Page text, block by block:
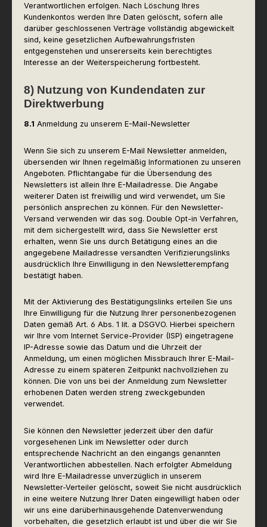
Verantwortlichen erfolgen. Nach Löschung Ihres
Kundenkontos werden Ihre Daten gelöscht, sofern alle
darüber geschlossenen Verträge vollständig abgewickelt
sind, keine gesetzlichen Aufbewahrungsfristen
entgegenstehen und unsererseits kein berechtigtes
Interesse an der Weiterspeicherung fortbesteht.
8) Nutzung von Kundendaten zur
Direktwerbung
8.1 Anmeldung zu unserem E-Mail-Newsletter
Wenn Sie sich zu unserem E-Mail Newsletter anmelden,
übersenden wir Ihnen regelmäßig Informationen zu unseren
Angeboten. Pflichtangabe für die Übersendung des
Newsletters ist allein Ihre E-Mailadresse. Die Angabe
weiterer Daten ist freiwillig und wird verwendet, um Sie
persönlich ansprechen zu können. Für den Newsletter-
Versand verwenden wir das sog. Double Opt-in Verfahren,
mit dem sichergestellt wird, dass Sie Newsletter erst
erhalten, wenn Sie uns durch Betätigung eines an die
angegebene Mailadresse versandten Verifizierungslinks
ausdrücklich Ihre Einwilligung in den Newsletterempfang
bestätigt haben.
Mit der Aktivierung des Bestätigungslinks erteilen Sie uns
Ihre Einwilligung für die Nutzung Ihrer personenbezogenen
Daten gemäß Art. 6 Abs. 1 lit. a DSGVO. Hierbei speichern
wir Ihre vom Internet Service-Provider (ISP) eingetragene
IP-Adresse sowie das Datum und die Uhrzeit der
Anmeldung, um einen möglichen Missbrauch Ihrer E-Mail-
Adresse zu einem späteren Zeitpunkt nachvollziehen zu
können. Die von uns bei der Anmeldung zum Newsletter
erhobenen Daten werden streng zweckgebunden
verwendet.
Sie können den Newsletter jederzeit über den dafür
vorgesehenen Link im Newsletter oder durch
entsprechende Nachricht an den eingangs genannten
Verantwortlichen abbestellen. Nach erfolgter Abmeldung
wird Ihre E-Mailadresse unverzüglich in unserem
Newsletter-Verteiler gelöscht, soweit Sie nicht ausdrücklich
in eine weitere Nutzung Ihrer Daten eingewilligt haben oder
wir uns eine darüberhinausgehende Datenverwendung
vorbehalten, die gesetzlich erlaubt ist und über die wir Sie